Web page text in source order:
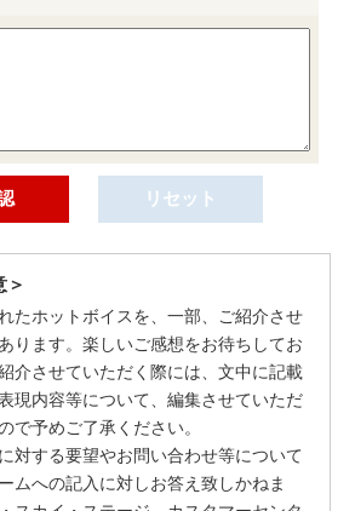
＞
たホットボイスを、一部、ご紹介させ
ります。楽しいご感想をお待ちしてお
介させていただく際には、文中に記載
現内容等について、編集させていただ
で予めご了承ください。
対する要望やお問い合わせ等について
ムへの記入に対しお答え致しかねま